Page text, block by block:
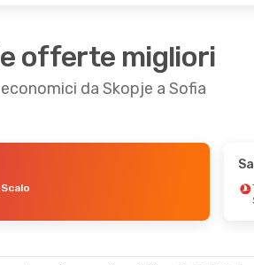
offerte migliori
da Skopje a Sofia
Scalo